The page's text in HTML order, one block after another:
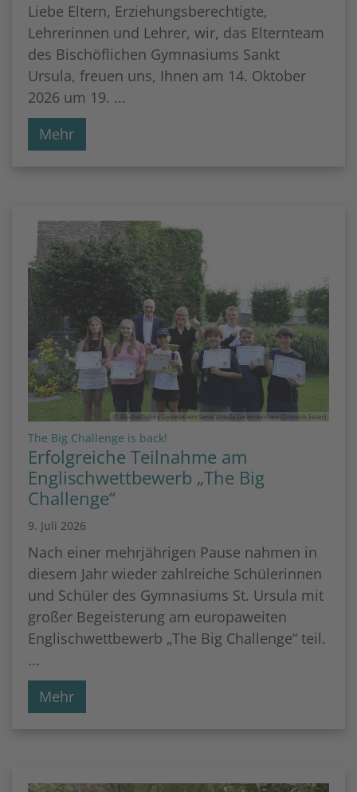
Liebe Eltern, Erziehungsberechtigte,
Lehrerinnen und Lehrer, wir, das Elternteam
des Bischöflichen Gymnasiums Sankt
Ursula, freuen uns, Ihnen am 14. Oktober
2026 um 19. ...
Mehr
© Bischöfliches Gymnasium Sankt Ursula Geilenkirchen (Dominik Esser)
The Big Challenge is back!
Erfolgreiche Teilnahme am
Englischwettbewerb „The Big
Challenge“
9. Juli 2026
Nach einer mehrjährigen Pause nahmen in
diesem Jahr wieder zahlreiche Schülerinnen
und Schüler des Gymnasiums St. Ursula mit
großer Begeisterung am europaweiten
Englischwettbewerb „The Big Challenge“ teil.
...
Mehr